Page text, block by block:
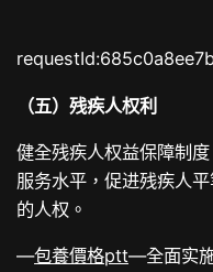
（五）残疾人权利
健全残疾人权益保障制
服务水平，促进残疾人
的人权。
—包養價格ptt—全面实